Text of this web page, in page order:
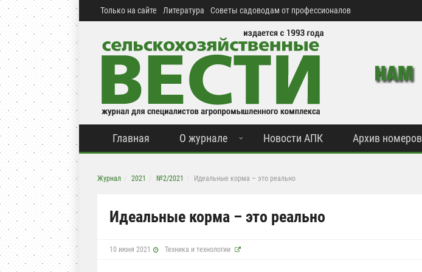
Только на сайте Литература Советы садоводам от профессионалов
Главная О журнале Новости АПК Архив номеров
Журнал 2021 №2/2021 Идеальные корма – это реально
Идеальные корма – это реально
10 июня 2021 Техника и технологии